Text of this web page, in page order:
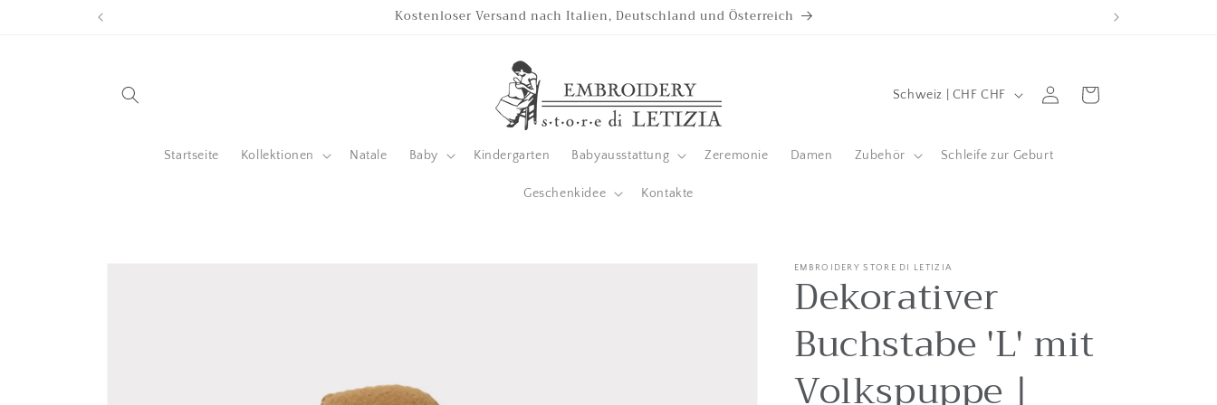
Wir akzeptieren Ratenzahlungen mit Klarna zu 0% Zinsen
Startseite Kollektionen Natale Baby Kindergarten Babyausstattung Zeremonie Damen Zubehör Schleife zur Geburt
Geschenkidee Kontakte
L
n
e
o
g
r
Schweiz | CHF CHF Einloggen Wagen
EMBROIDERY STORE DI LETIZIA
Dekorativer
Buchstabe 'L' mit
Volkspuppe |